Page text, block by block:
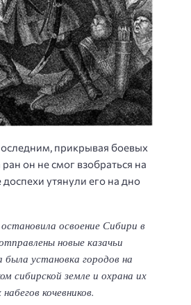
прикрывая боевых
он не смог взобраться на
утянули его на дно
освоение Сибири в
новые казачьи
была установка городов на
сибирской земле и охрана их
кочевников.